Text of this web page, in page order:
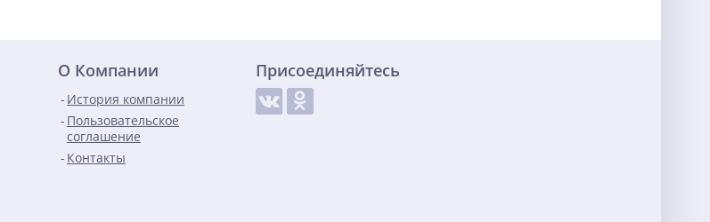
О Компании
История компании
Пользовательское
соглашение
Контакты
Присоединяйтесь